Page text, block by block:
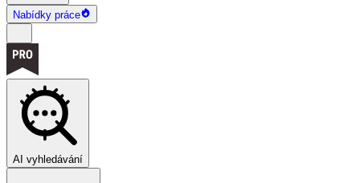
Nabídky práce
AI vyhledávání